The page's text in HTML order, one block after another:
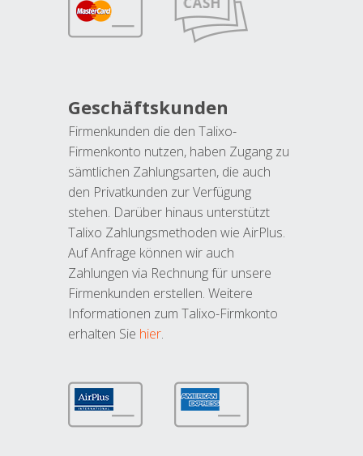
Geschäftskunden
Firmenkunden die den Talixo-
Firmenkonto nutzen, haben Zugang zu
sämtlichen Zahlungsarten, die auch
den Privatkunden zur Verfügung
stehen. Darüber hinaus unterstützt
Talixo Zahlungsmethoden wie AirPlus.
Auf Anfrage können wir auch
Zahlungen via Rechnung für unsere
Firmenkunden erstellen. Weitere
Informationen zum Talixo-Firmkonto
erhalten Sie hier.